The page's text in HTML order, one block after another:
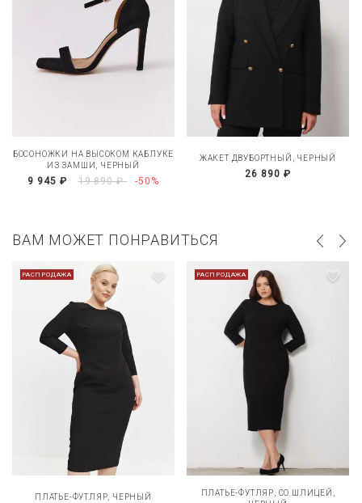
БОСОНОЖКИ НА ВЫСОКОМ КАБЛУКЕ
ИЗ ЗАМШИ, ЧЕРНЫЙ
9 945 ₽ 19 890 ₽ -50%
ЖАКЕТ ДВУБОРТНЫЙ, ЧЕРНЫЙ
26 890 ₽
ВАМ МОЖЕТ ПОНРАВИТЬСЯ
РАСПРОДАЖА
ПЛАТЬЕ-ФУТЛЯР, ЧЕРНЫЙ
РАСПРОДАЖА
ПЛАТЬЕ-ФУТЛЯР, СО ШЛИЦЕЙ,